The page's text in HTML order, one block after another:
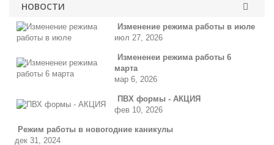
НОВОСТИ
Изменение режима работы в июле
июл 27, 2026
Измененеи режима работы 6
марта
мар 6, 2026
ПВХ формы - АКЦИЯ
фев 10, 2026
Режим работы в новогодние каникулы
дек 31, 2024